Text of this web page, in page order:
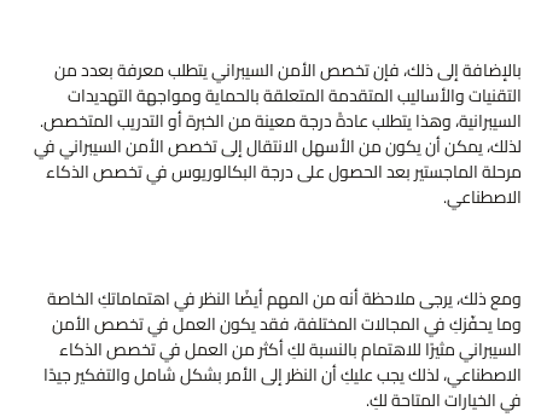
بالإضافة إلى ذلك، فإن تخصص الأمن السيبراني يتطلب معرفة بعدد من
التقنيات والأساليب المتقدمة المتعلقة بالحماية ومواجهة التهديدات
السيبرانية، وهذا يتطلب عادةً درجة معينة من الخبرة أو التدريب المتخصص.
لذلك، يمكن أن يكون من الأسهل الانتقال إلى تخصص الأمن السيبراني في
مرحلة الماجستير بعد الحصول على درجة البكالوريوس في تخصص الذكاء
الاصطناعي.
ومع ذلك، يرجى ملاحظة أنه من المهم أيضًا النظر في اهتماماتكِ الخاصة
وما يحفّزكِ في المجالات المختلفة، فقد يكون العمل في تخصص الأمن
السيبراني مثيرًا للاهتمام بالنسبة لكِ أكثر من العمل في تخصص الذكاء
الاصطناعي، لذلك يجب عليكِ أن النظر إلى الأمر بشكل شامل والتفكير جيدًا
في الخيارات المتاحة لكِ.